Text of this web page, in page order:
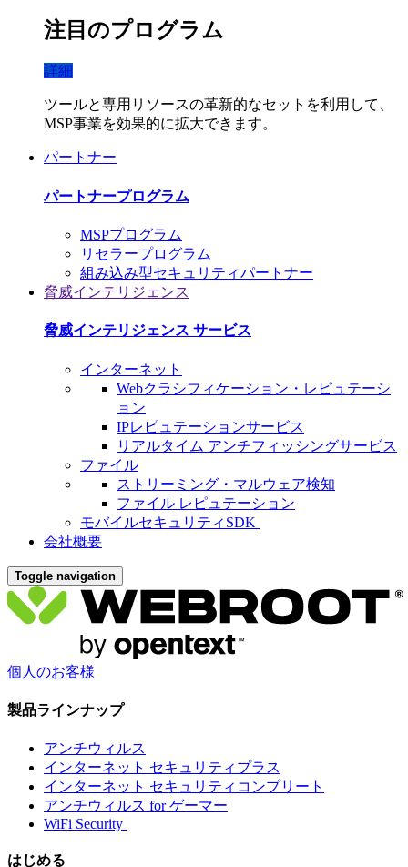
注目のプログラム
詳細
ツールと専用リソースの革新的なセットを利用して、
MSP事業を効果的に拡大できます。
パートナー
パートナープログラム
MSPプログラム
リセラープログラム
組み込み型セキュリティパートナー
脅威インテリジェンス
脅威インテリジェンス サービス
インターネット
Webクラシフィケーション・レピュテーシ
ョン
IPレピュテーションサービス
リアルタイム アンチフィッシングサービス
ファイル
ストリーミング・マルウェア検知
ファイル レピュテーション
モバイルセキュリティSDK
会社概要
Toggle navigation
個人のお客様
製品ラインナップ
アンチウィルス
インターネット セキュリティプラス
インターネット セキュリティコンプリート
アンチウィルス for ゲーマー
WiFi Security
はじめる